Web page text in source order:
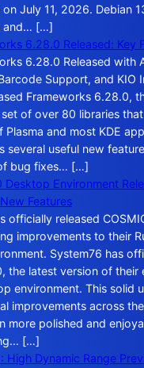
July 11, 2026. Debian
and… […]
6.28.0 Released: Key
6.28.0 Released with
Support, and KIO
Frameworks 6.28.0,
of over 80 libraries
and most KDE
several useful new
bug fixes… […]
Desktop Environment
Features
officially released
improvements to their
System76 has
the latest version of
environment. This solid
improvements across
more polished and
[…]
High Dynamic Range